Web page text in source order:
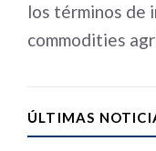
los términos de
commodities
ÚLTIMAS